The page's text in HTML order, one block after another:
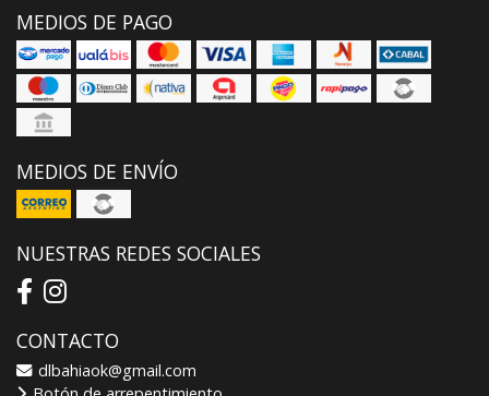
MEDIOS DE PAGO
MEDIOS DE ENVÍO
NUESTRAS REDES SOCIALES
CONTACTO
dlbahiaok@gmail.com